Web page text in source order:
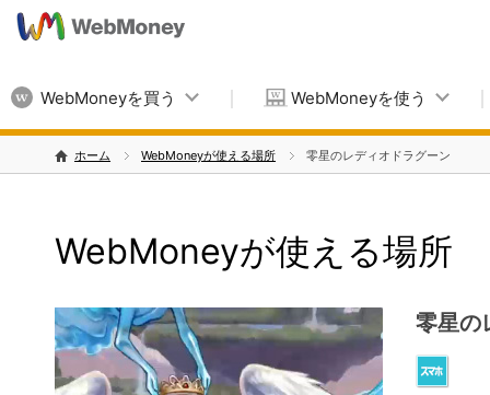
WebMoneyを買う WebMoneyを使う
ホーム WebMoneyが使える場所 零星のレディオドラグーン
WebMoneyが使える場所
零星の